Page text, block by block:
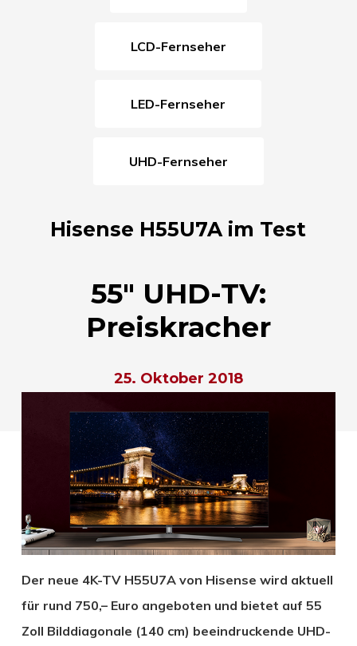
LCD-Fernseher
LED-Fernseher
UHD-Fernseher
Hisense H55U7A im Test
55″ UHD-TV:
Preiskracher
25. Oktober 2018
Der neue 4K-TV H55U7A von Hisense wird aktuell
für rund 750,– Euro angeboten und bietet auf 55
Zoll Bilddiagonale (140 cm) beeindruckende UHD-